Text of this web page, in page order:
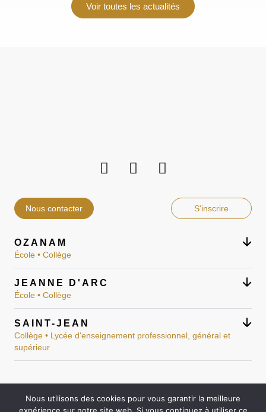
Voir toutes les actualités
Nous contacter S'inscrire
OZANAM
École • Collège
JEANNE D'ARC
École • Collège
SAINT-JEAN
Collège • Lycée d'enseignement professionnel, général et
supérieur
Mentions légales
Nous utilisons des cookies pour vous garantir la meilleure